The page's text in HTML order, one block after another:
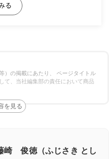
止
）の掲載にあたり、 ページタイトル
て、当社編集部の責任において商品
崎 俊徳（ふじさき とし